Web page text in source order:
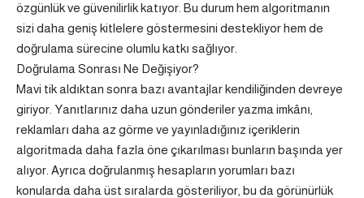
özgünlük ve güvenilirlik katıyor. Bu durum hem algoritmanın
sizi daha geniş kitlelere göstermesini destekliyor hem de
doğrulama sürecine olumlu katkı sağlıyor.
Doğrulama Sonrası Ne Değişiyor?
Mavi tik aldıktan sonra bazı avantajlar kendiliğinden devreye
giriyor. Yanıtlarınız daha uzun gönderiler yazma imkânı,
reklamları daha az görme ve yayınladığınız içeriklerin
algoritmada daha fazla öne çıkarılması bunların başında yer
alıyor. Ayrıca doğrulanmış hesapların yorumları bazı
konularda daha üst sıralarda gösteriliyor, bu da görünürlük